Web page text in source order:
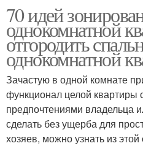
70 идей
однокомнатной
отгородить
однокомнатной
Зачастую в одной комнате
функционал целой квартиры
предпочтениями владельца
сделать без ущерба для
хозяев, можно узнать из этой